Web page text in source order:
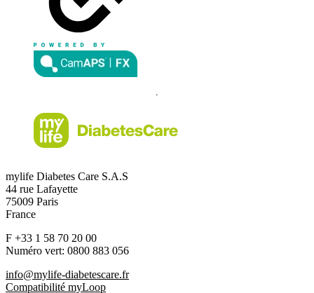
mylife Diabetes Care S.A.S
44 rue Lafayette
75009 Paris
France
F +33 1 58 70 20 00
Numéro vert: 0800 883 056
info@mylife-diabetescare.fr
Compatibilité myLoop